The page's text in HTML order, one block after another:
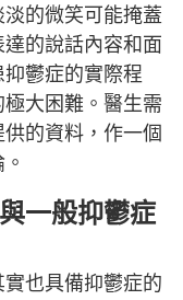
的微笑可能掩蓋
的說話內容和面
鬱症的實際程
大困難。醫生需
的資料，作一個
一般抑鬱症
也具備抑鬱症的